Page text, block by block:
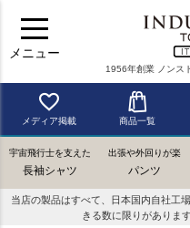
メニュー
1956年創業 ノンス
メディア掲載 商品一覧
宇宙飛行士を支えた
長袖シャツ
出張や外回りが楽
パンツ
当店の製品はすべて、日本国内自社工
きる数に限りがありま